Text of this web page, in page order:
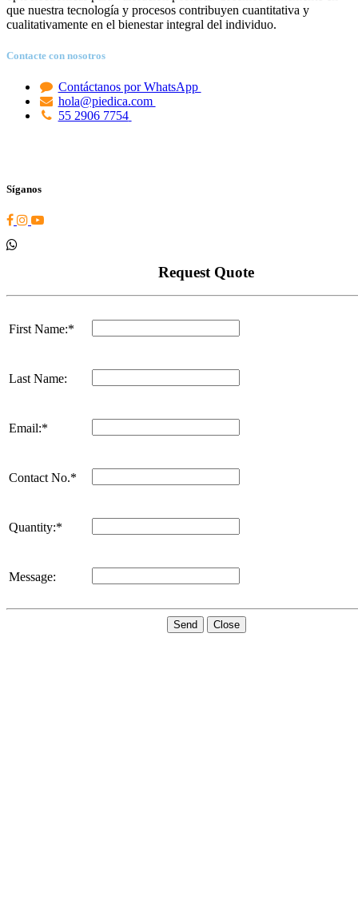
que nuestra tecnología y procesos contribuyen cuantitativa y
cualitativamente en el bienestar integral del individuo.
Contacte con nosotros
Contáctanos por WhatsApp
hola@piedica.com
55 2906 7754
Síganos
Request Quote
First Name:*
Last Name:
Email:*
Contact No.*
Quantity:*
Message:
Send Close